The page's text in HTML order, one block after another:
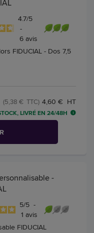
4.7/5
-
6 avis
FIDUCIAL - Dos 7,5
4,60 € HT
(5,38 € TTC)
LIVRÉ EN 24/48H
-
5/5 -
1 avis
FIDUCIAL